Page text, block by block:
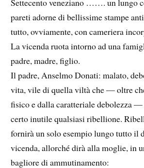
Settecento veneziano ……. un lungo
pareti adorne di bellissime stampe
tutto, ovviamente, con cameriera
La vicenda ruota intorno ad una
padre, madre, figlio.
Il padre, Anselmo Donati: malato,
vita, vile di quella viltà che — oltre
fisico e dalla caratteriale debolezza
certo inutile qualsiasi ribellione.
fornirà un solo esempio lungo tutto il
vicenda, allorché dirà alla moglie, in
bagliore di ammutinamento: